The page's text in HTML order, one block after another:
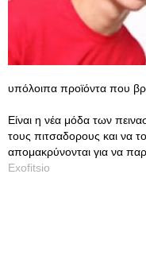
υπόλοιπα προϊόντα που
Είναι η νέα μόδα των
τους πιτσαδορους και να
απομακρύνονται για να
Exofitsio